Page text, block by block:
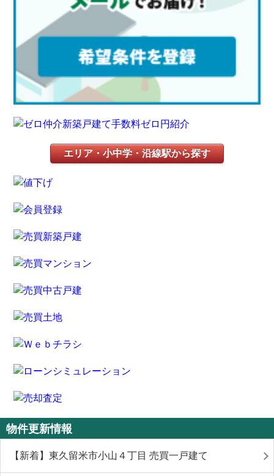
エリア・小中学・沿線駅から探す
物件更新情報
【新着】東久留米市小山４丁目 売買一戸建て